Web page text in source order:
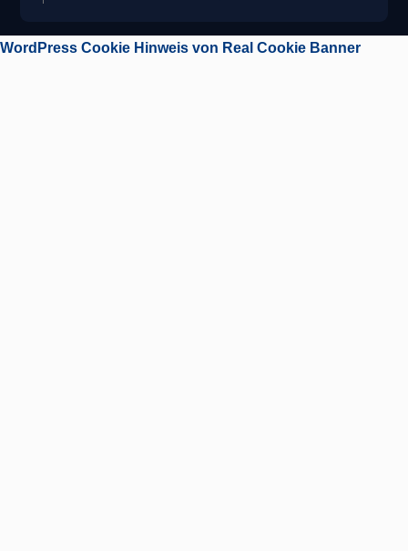
WordPress Cookie Hinweis von Real Cookie Banner